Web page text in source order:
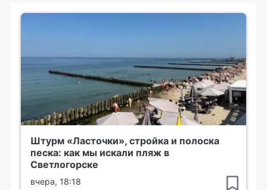
Штурм «Ласточки», стройка и полоска
песка: как мы искали пляж в
Светлогорске
вчера, 18:18